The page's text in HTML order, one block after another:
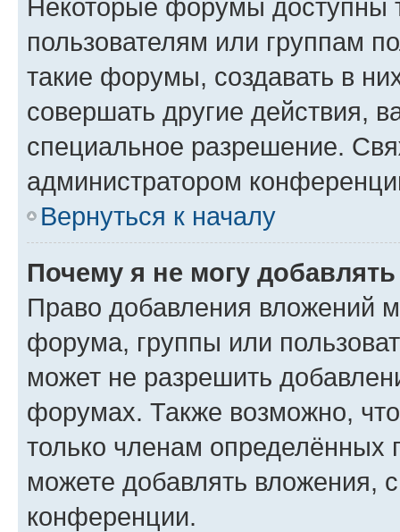
Некоторые форумы доступны
пользователям или группам
такие форумы, создавать в
совершать другие действия,
специальное разрешение.
администратором
Вернуться к началу
Почему я не могу
Право добавления вложений
форума, группы или
может не разрешить
форумах. Также возможно,
только членам определённых
можете добавлять вложения,
конференции.